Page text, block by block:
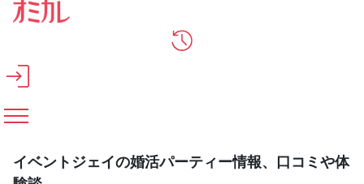
メインコンテンツへスキップ
イベントジェイの婚活パーティー情報、口コミや体